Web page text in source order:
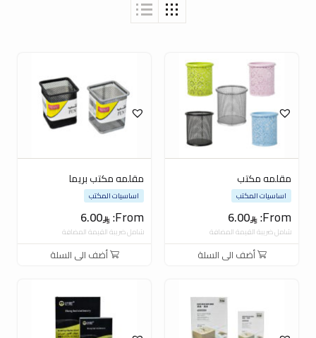
مقلمه مكتب
From:
6.00
اساسيات المكتب
شامل ضريبة القيمة المضافة
أضف الى السلة
مقلمه مكتب بريما
From:
6.00
اساسيات المكتب
شامل ضريبة القيمة المضافة
أضف الى السلة